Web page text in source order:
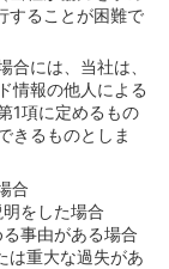
することが困難で
には、当社は、
情報の他人による
1項に定めるもの
きるものとしま
合
をした場合
事由がある場合
は重大な過失があ